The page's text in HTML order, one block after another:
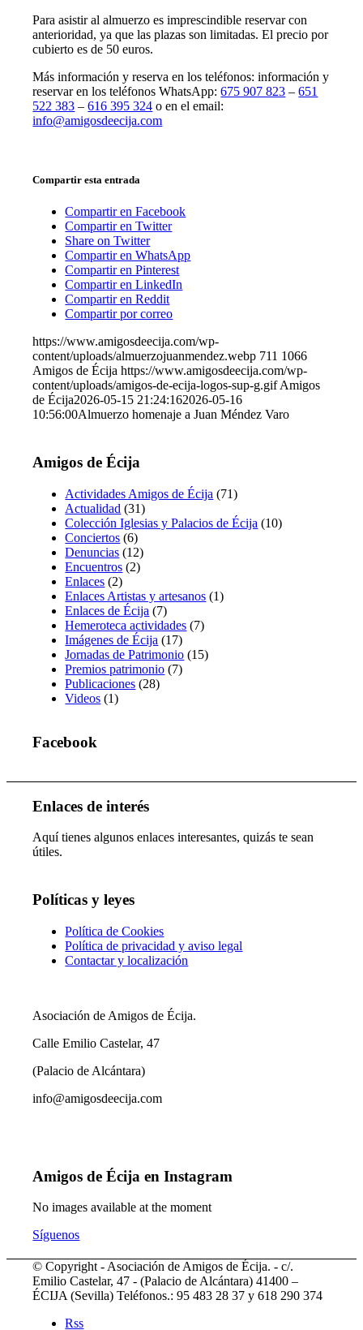
Para asistir al almuerzo es imprescindible reservar con
anterioridad, ya que las plazas son limitadas. El precio por
cubierto es de 50 euros.
Más información y reserva en los teléfonos: información y
reservar en los teléfonos WhatsApp:675 907 823 –651
522 383 –616 395 324 o en el email:
info@amigosdeecija.com
Compartir esta entrada
Compartir en Facebook
Compartir en Twitter
Share on Twitter
Compartir en WhatsApp
Compartir en Pinterest
Compartir en LinkedIn
Compartir en Reddit
Compartir por correo
https://www.amigosdeecija.com/wp-
content/uploads/almuerzojuanmendez.webp 711 1066
Amigos de Écija https://www.amigosdeecija.com/wp-
content/uploads/amigos-de-ecija-logos-sup-g.gif Amigos
de Écija2026-05-15 21:24:162026-05-16
10:56:00Almuerzo homenaje a Juan Méndez Varo
Amigos de Écija
Actividades Amigos de Écija (71)
Actualidad (31)
Colección Iglesias y Palacios de Écija (10)
Conciertos (6)
Denuncias (12)
Encuentros (2)
Enlaces (2)
Enlaces Artistas y artesanos (1)
Enlaces de Écija (7)
Hemeroteca actividades (7)
Imágenes de Écija (17)
Jornadas de Patrimonio (15)
Premios patrimonio (7)
Publicaciones (28)
Videos (1)
Facebook
Enlaces de interés
Aquí tienes algunos enlaces interesantes, quizás te sean
útiles.
Políticas y leyes
Política de Cookies
Política de privacidad y aviso legal
Contactar y localización
Asociación de Amigos de Écija.
Calle Emilio Castelar, 47
(Palacio de Alcántara)
info@amigosdeecija.com
Amigos de Écija en Instagram
No images available at the moment
Síguenos
© Copyright - Asociación de Amigos de Écija. - c/.
Emilio Castelar, 47 - (Palacio de Alcántara) 41400 –
ÉCIJA (Sevilla) Teléfonos.: 95 483 28 37 y 618 290 374
Rss